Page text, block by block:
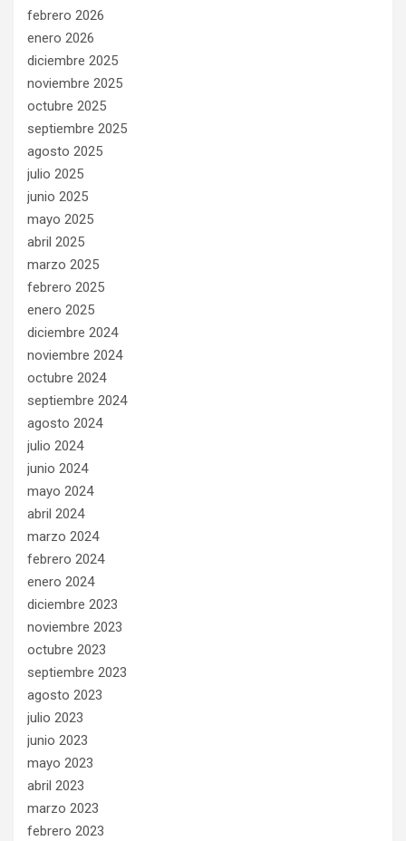
febrero 2026
enero 2026
diciembre 2025
noviembre 2025
octubre 2025
septiembre 2025
agosto 2025
julio 2025
junio 2025
mayo 2025
abril 2025
marzo 2025
febrero 2025
enero 2025
diciembre 2024
noviembre 2024
octubre 2024
septiembre 2024
agosto 2024
julio 2024
junio 2024
mayo 2024
abril 2024
marzo 2024
febrero 2024
enero 2024
diciembre 2023
noviembre 2023
octubre 2023
septiembre 2023
agosto 2023
julio 2023
junio 2023
mayo 2023
abril 2023
marzo 2023
febrero 2023